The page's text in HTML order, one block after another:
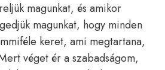
magunkat, és amikor
magunkat, hogy minden
keret, ami megtartana,
véget ér a szabadságom,